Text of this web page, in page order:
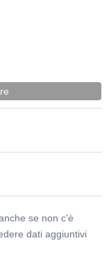
se non c'è
dati aggiuntivi